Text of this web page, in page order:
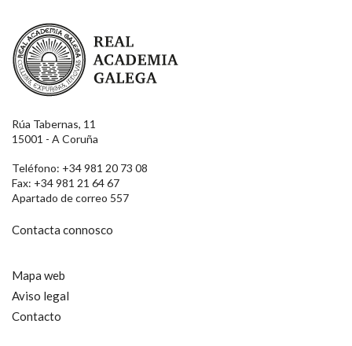
Real Academia Galega
Rúa Tabernas, 11
15001 - A Coruña
Teléfono: +34 981 20 73 08
Fax: +34 981 21 64 67
Apartado de correo 557
Contacta connosco
Mapa web
Aviso legal
Contacto